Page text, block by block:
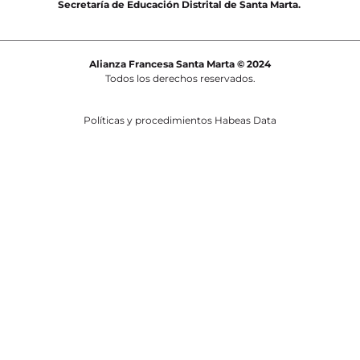
Secretaría de Educación Distrital de Santa Marta.
Alianza Francesa Santa Marta © 2024
Todos los derechos reservados.
Políticas y procedimientos Habeas Data